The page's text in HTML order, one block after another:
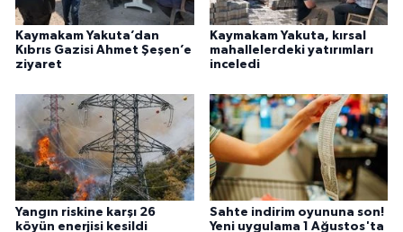
Kaymakam Yakuta’dan
Kıbrıs Gazisi Ahmet Şeşen’e
ziyaret
Kaymakam Yakuta, kırsal
mahallelerdeki yatırımları
inceledi
Yangın riskine karşı 26
köyün enerjisi kesildi
Sahte indirim oyununa son!
Yeni uygulama 1 Ağustos'ta